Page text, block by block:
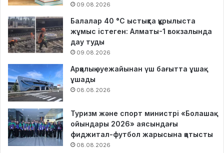
09.08.2026
Балалар 40 °C ыстықта құрылыста
жұмыс істеген: Алматы-1 вокзалында
дау туды
09.08.2026
Арқалық әуежайынан үш бағытта ұшақ
ұшады
08.08.2026
Туризм және спорт министрі «Болашақ
ойындары 2026» аясындағы
фиджитал-футбол жарысына қатысты
08.08.2026